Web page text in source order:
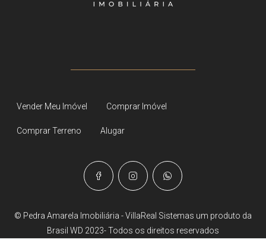
Vender Meu Imóvel Comprar Imóvel
Comprar Terreno Alugar
© Pedra Amarela Imobiliária - VillaReal Sistemas um produto da
Brasil WD 2023- Todos os direitos reservados